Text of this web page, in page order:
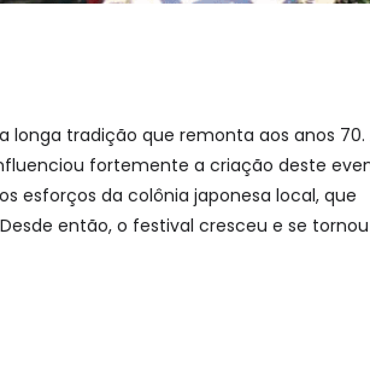
longa tradição que remonta aos anos 70.
fortemente a criação deste
esforços da colônia japonesa local, que
então, o festival cresceu e se